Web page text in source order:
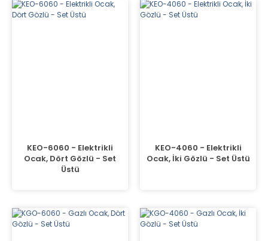
KEO-6060 - Elektrikli
Ocak, Dört Gözlü - Set
Üstü
KEO-4060 - Elektrikli
Ocak, İki Gözlü - Set Üstü